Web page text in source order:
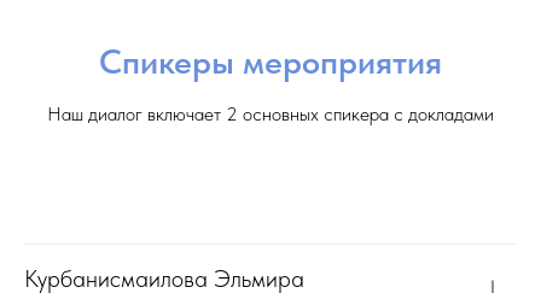
Спикеры мероприятия
Наш диалог включает 2 основных спикера с докладами
Курбанисмаилова Эльмира